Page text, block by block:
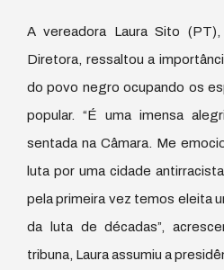
A vereadora Laura Sito
Diretora, ressaltou a
do povo negro ocupando os
popular. “É uma imensa
sentada na Câmara. Me
luta por uma cidade
pela primeira vez temos eleita
da luta de décadas”,
tribuna, Laura assumiu a